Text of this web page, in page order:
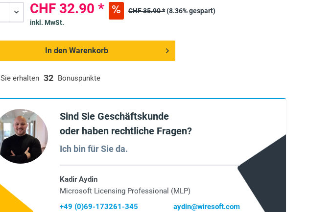
Sie erhalten 32 Bonuspunkte
CHF 32.90 * CHF 35.90 *(8.36% gespart)
inkl. MwSt.
In den Warenkorb
Sind Sie Geschäftskunde
oder haben rechtliche Fragen?
Ich bin für Sie da.
Kadir Aydin
Microsoft Licensing Professional (MLP)
+49 (0)69-173261-345
aydin@wiresoft.com